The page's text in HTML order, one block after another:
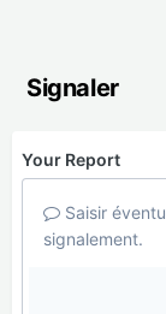
Signaler
Your Report
Saisir
signalement.